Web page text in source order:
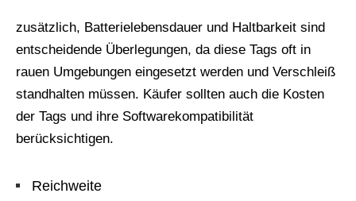
zusätzlich, Batterielebensdauer und Haltbarkeit sind
entscheidende Überlegungen, da diese Tags oft in
rauen Umgebungen eingesetzt werden und Verschleiß
standhalten müssen. Käufer sollten auch die Kosten
der Tags und ihre Softwarekompatibilität
berücksichtigen.
Reichweite